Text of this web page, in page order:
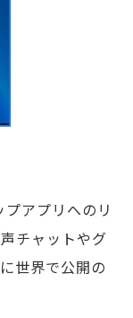
アプリへのリ
チャットやグ
世界で公開の